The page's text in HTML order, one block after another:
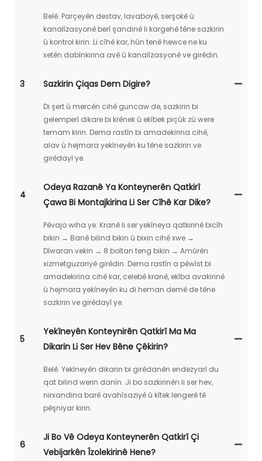
Belê. Parçeyên destav, lavaboyê, serşokê û
kanalîzasyonê berî şandinê li kargehê têne sazkirin
û kontrol kirin. Li cîhê kar, hûn tenê hewce ne ku
xetên dabînkirina avê û kanalîzasyonê ve girêdin.
3 Sazkirin Çiqas Dem Digire?
Di şert û mercên cihê guncaw de, sazkirin bi
gelemperî dikare bi krênek û ekîbek piçûk zû were
temam kirin. Dema rastîn bi amadekirina cihê,
alav û hejmara yekîneyên ku têne sazkirin ve
girêdayî ye.
4
Odeya Razanê Ya Konteynerên Qatkirî
Çawa Bi Montajkirina Li Ser Cîhê Kar Dike?
Pêvajo wiha ye: Kranê li ser yekîneya qatkirinê bicîh
bikin → Banê bilind bikin û bixin cihê xwe →
Dîwaran vekin → 8 boltan teng bikin → Amûrên
xizmetguzariyê girêdin. Dema rastîn a pêwîst bi
amadekirina cihê kar, celebê kranê, ekîba avakirinê
û hejmara yekîneyên ku di heman demê de têne
sazkirin ve girêdayî ye.
5
Yekîneyên Konteynirên Qatkirî Ma Ma
Dikarin Li Ser Hev Bêne Çêkirin?
Belê. Yekîneyên dikarin bi girêdanên endezyarî du
qat bilind werin danîn. Ji bo sazkirinên li ser hev,
nirxandina barê avahîsaziyê û kîtek lengerê tê
pêşniyar kirin.
6
Ji Bo Vê Odeya Konteynerên Qatkirî Çi
Vebijarkên Îzolekirinê Hene?